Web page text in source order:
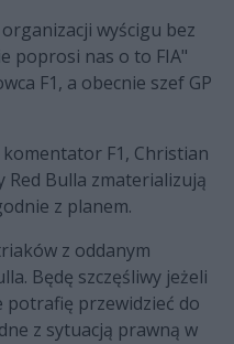
wyścigu bez
poprosi nas o to FIA"
F1, a obecnie szef GP
komentator F1, Christian
Red Bulla zmaterializują
z planem.
z oddanym
Będę szczęśliwy jeżeli
potrafię przewidzieć do
z sytuacją prawną w